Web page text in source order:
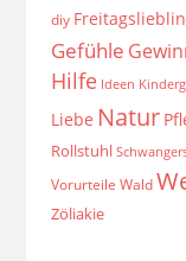
diy
Gefühle
Hilfe Ideen
Liebe Natur
Rollstuhl
Vorurteile Wald
Zöliakie